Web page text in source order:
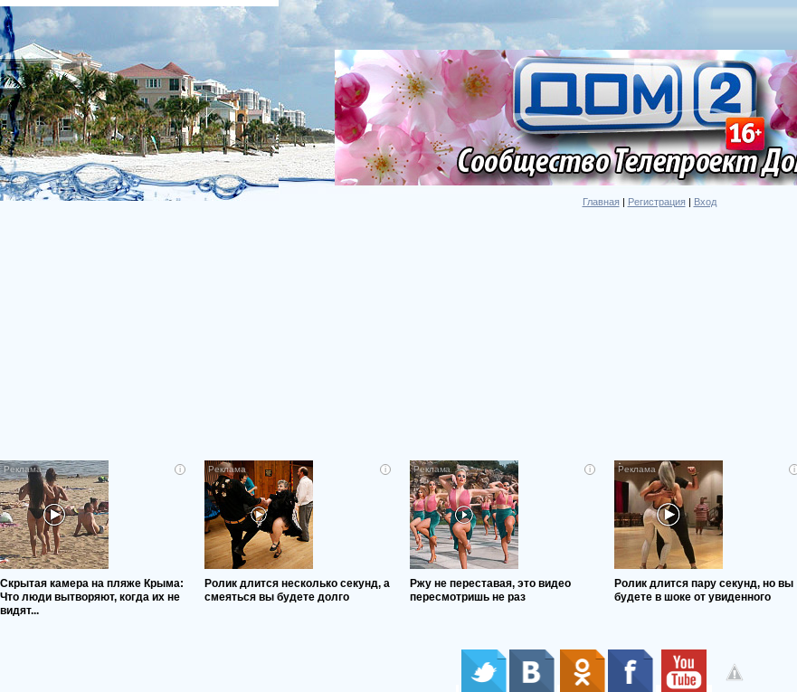
Главная| Регистрация| Вход
i
Скрытая камера на пляже Крыма:
Что люди вытворяют, когда их не
видят...
i
Ролик длится несколько секунд, а
смеяться вы будете долго
i
Ржу не переставая, это видео
пересмотришь не раз
i
Ролик длится пару секунд, но вы
будете в шоке от увиденного